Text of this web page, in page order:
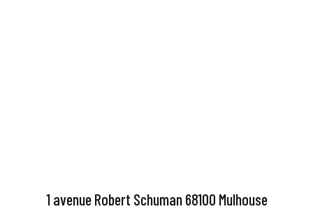
1 avenue Robert Schuman 68100 Mulhouse